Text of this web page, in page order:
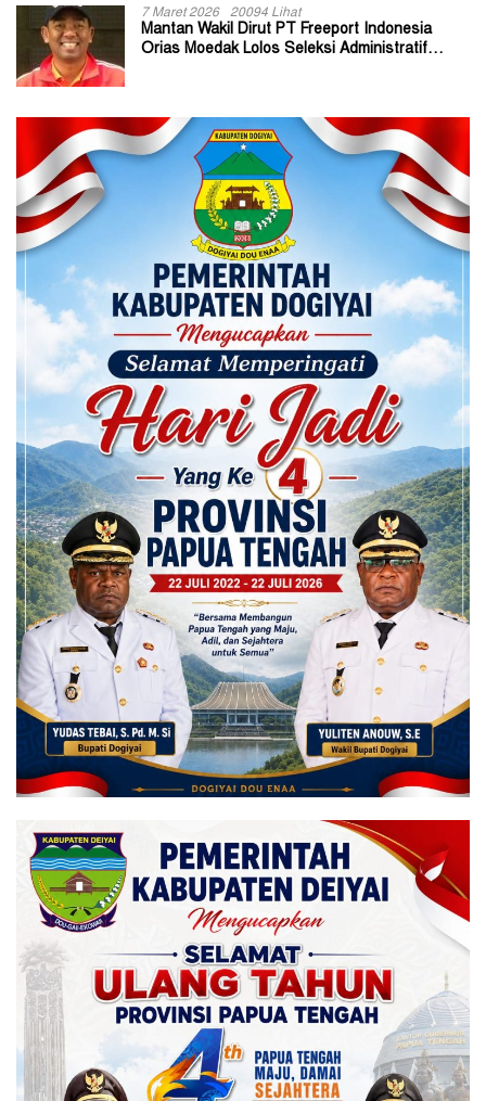
7 Maret 2026 20094 Lihat
Mantan Wakil Dirut PT Freeport Indonesia
Orias Moedak Lolos Seleksi Administratif